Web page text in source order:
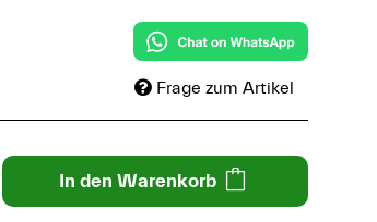
Frage zum Artikel
In den Warenkorb